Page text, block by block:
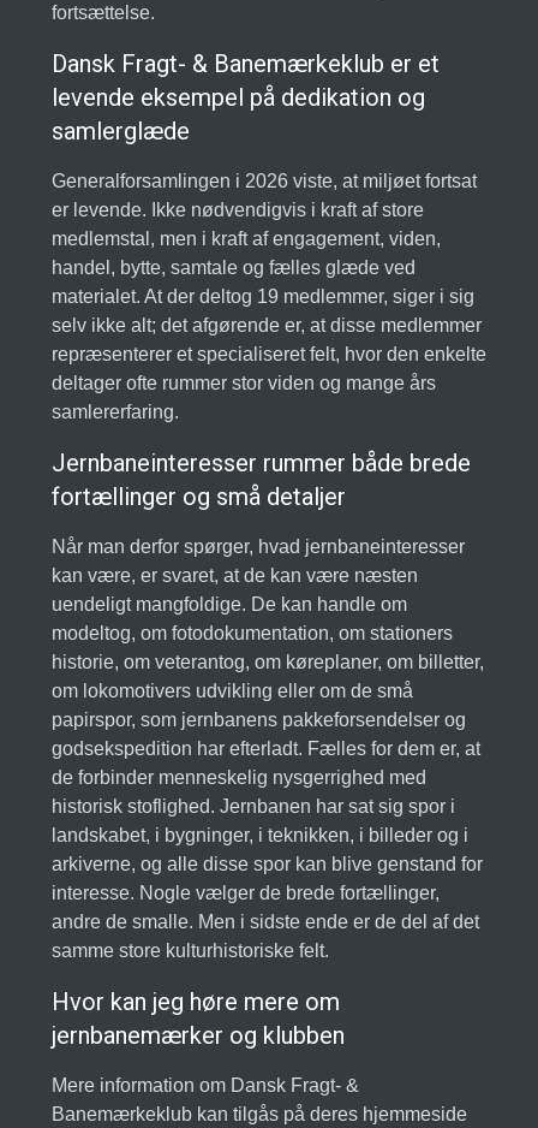
fortsættelse.
Dansk Fragt- & Banemærkeklub er et
levende eksempel på dedikation og
samlerglæde
Generalforsamlingen i 2026 viste, at miljøet fortsat
er levende. Ikke nødvendigvis i kraft af store
medlemstal, men i kraft af engagement, viden,
handel, bytte, samtale og fælles glæde ved
materialet. At der deltog 19 medlemmer, siger i sig
selv ikke alt; det afgørende er, at disse medlemmer
repræsenterer et specialiseret felt, hvor den enkelte
deltager ofte rummer stor viden og mange års
samlererfaring.
Jernbaneinteresser rummer både brede
fortællinger og små detaljer
Når man derfor spørger, hvad jernbaneinteresser
kan være, er svaret, at de kan være næsten
uendeligt mangfoldige. De kan handle om
modeltog, om fotodokumentation, om stationers
historie, om veterantog, om køreplaner, om billetter,
om lokomotivers udvikling eller om de små
papirspor, som jernbanens pakkeforsendelser og
godsekspedition har efterladt. Fælles for dem er, at
de forbinder menneskelig nysgerrighed med
historisk stoflighed. Jernbanen har sat sig spor i
landskabet, i bygninger, i teknikken, i billeder og i
arkiverne, og alle disse spor kan blive genstand for
interesse. Nogle vælger de brede fortællinger,
andre de smalle. Men i sidste ende er de del af det
samme store kulturhistoriske felt.
Hvor kan jeg høre mere om
jernbanemærker og klubben
Mere information om Dansk Fragt- &
Banemærkeklub kan tilgås på deres hjemmeside